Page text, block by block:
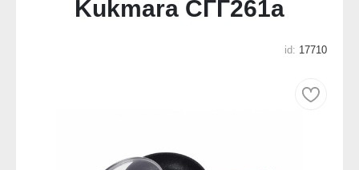
Kukmara СГГ261а
id: 17710